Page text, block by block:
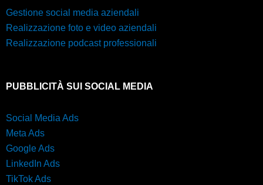
Gestione social media aziendali
Realizzazione foto e video aziendali
Realizzazione podcast professionali
PUBBLICITÀ SUI SOCIAL MEDIA
Social Media Ads
Meta Ads
Google Ads
LinkedIn Ads
TikTok Ads